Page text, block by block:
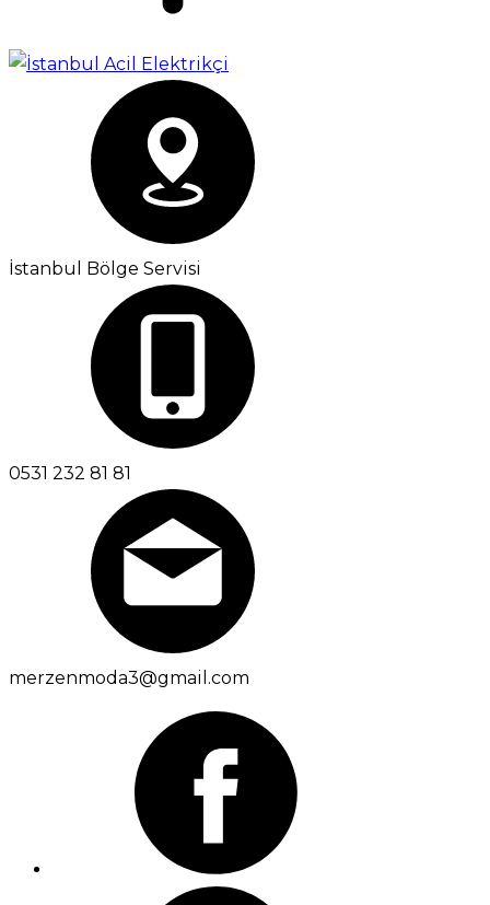
İstanbul Bölge Servisi
0531 232 81 81
merzenmoda3@gmail.com